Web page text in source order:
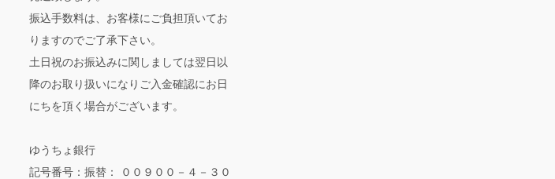
振込手数料は、お客様にご負担頂いてお
りますのでご了承下さい。
土日祝のお振込みに関しましては翌日以
降のお取り扱いになりご入金確認にお日
にちを頂く場合がございます。
ゆうちょ銀行
記号番号：振替： ００９００－４－３０